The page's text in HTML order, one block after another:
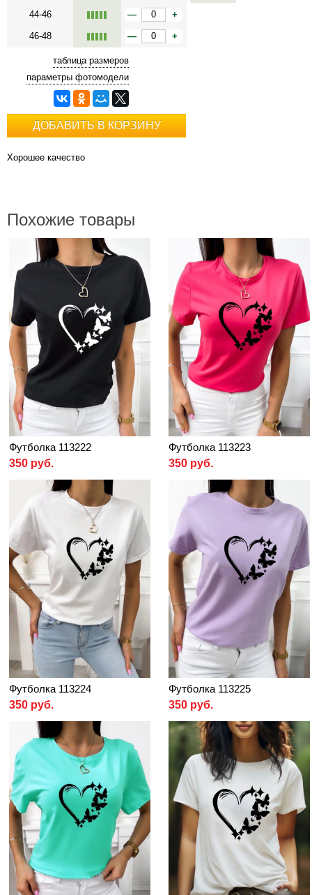
44-46 — +
46-48 — +
таблица размеров
параметры фотомодели
ДОБАВИТЬ В КОРЗИНУ
Хорошее качество
Похожие товары
Футболка 113222
350 руб.
Футболка 113223
350 руб.
Футболка 113224
350 руб.
Футболка 113225
350 руб.